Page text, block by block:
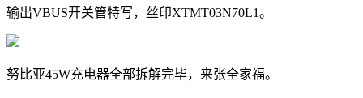
输出VBUS开关管特写，丝印XTMT03N70L1。
努比亚45W充电器全部拆解完毕，来张全家福。